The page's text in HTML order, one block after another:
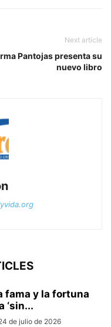
Next article
Pantojas presenta su
nuevo libro
fama y la fortuna
‘sin...
de julio de 2026